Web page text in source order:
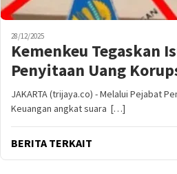
28/12/2025
Kemenkeu Tegaskan
Penyitaan Uang
JAKARTA (trijaya.co) - Melalui Pejabat
Keuangan angkat suara […]
BERITA TERKAIT